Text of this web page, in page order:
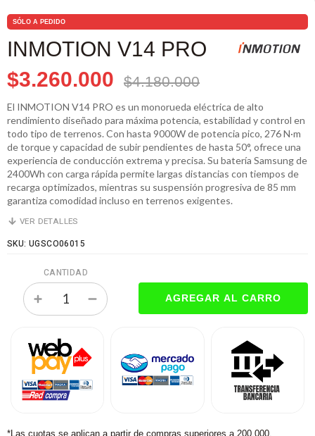
SÓLO A PEDIDO
INMOTION V14 PRO
$3.260.000
$4.180.000
El INMOTION V14 PRO es un monorueda eléctrica de alto
rendimiento diseñado para máxima potencia, estabilidad y control en
todo tipo de terrenos. Con hasta 9000W de potencia pico, 276 N·m
de torque y capacidad de subir pendientes de hasta 50°, ofrece una
experiencia de conducción extrema y precisa. Su batería Samsung de
2400Wh con carga rápida permite largas distancias con tiempos de
recarga optimizados, mientras su suspensión progresiva de 85 mm
garantiza comodidad incluso en terrenos exigentes.
VER DETALLES
SKU: UGSCO06015
CANTIDAD
*Las cuotas se aplican a partir de compras superiores a 200.000.